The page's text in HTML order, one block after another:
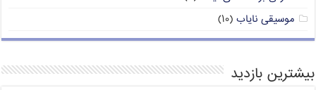
موسیقی نایاب (۱۰)
بیشترین بازدید